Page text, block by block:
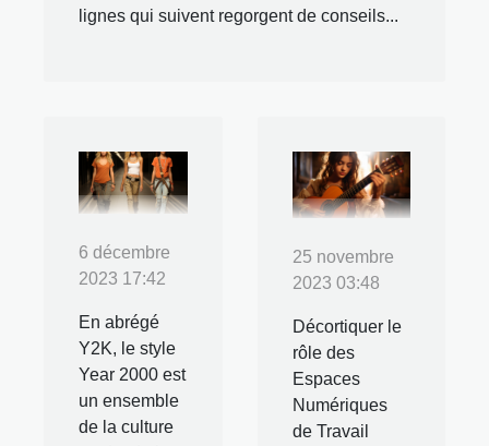
lignes qui suivent regorgent de conseils...
6 décembre
2023 17:42
En abrégé
Y2K, le style
Year 2000 est
un ensemble
de la culture
25 novembre
2023 03:48
Décortiquer le
rôle des
Espaces
Numériques
de Travail